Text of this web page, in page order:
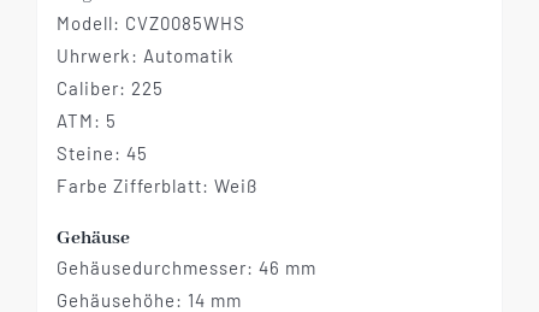
Modell: CVZ0085WHS
Uhrwerk: Automatik
Caliber: 225
ATM: 5
Steine: 45
Farbe Zifferblatt: Weiß
Gehäuse
Gehäusedurchmesser: 46 mm
Gehäusehöhe: 14 mm